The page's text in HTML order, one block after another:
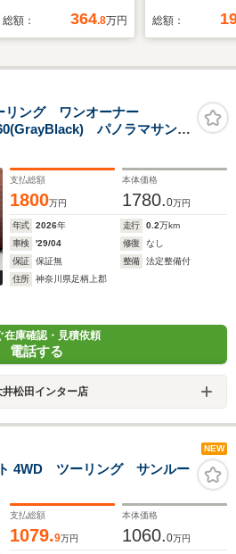
純正SDナビ バックモ
ステム 車線逸脱警報
キュリティ(VIPER) コ
ーナーセンサー オー
オートライト
総額： 364.8万円
ンターコンソ
キングブレー
総額：
リング ワンオーナー
パノラマサンル
ド ALPINEセイフティ
イグロスシャドーライン
ー 360°カメラ
支払総額
1800万円
本体価格
1780.0万円
年式 2026年 走行 0.2万km
車検
'29/04 修復
なし
保証
保証無 整備
法定整備付
住所
神奈川県足柄上郡
在庫確認・見積依頼
電話する
井松田インター店
NEW
4WD ツーリング サンルー
支払総額
1079.9万円
本体価格
1060.0万円